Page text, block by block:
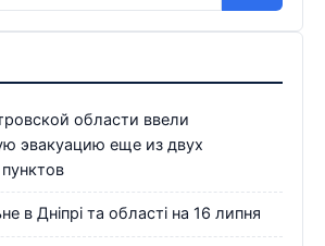
области ввели
эвакуацию еще из двух
в Дніпрі та області на 16 липня